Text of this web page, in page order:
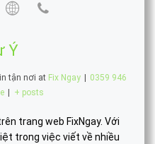
Ý
tận nơi at Fix Ngay
0359 946
+ posts
trang web FixNgay. Với
trong việc viết về nhiều